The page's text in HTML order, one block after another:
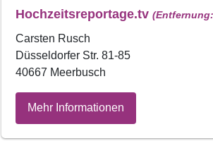
Hochzeitsreportage.tv
Carsten Rusch
Düsseldorfer Str. 81-85
40667 Meerbusch
Mehr Informationen